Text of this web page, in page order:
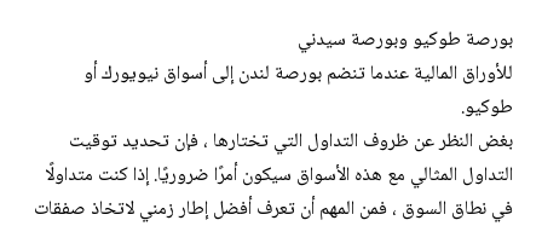
بورصة طوكيو وبورصة سيدني
للأوراق المالية عندما تنضم بورصة لندن إلى أسواق نيويورك أو
طوكيو.
بغض النظر عن ظروف التداول التي تختارها ، فإن تحديد توقيت
التداول المثالي مع هذه الأسواق سيكون أمرًا ضروريًا. إذا كنت متداولًا
في نطاق السوق ، فمن المهم أن تعرف أفضل إطار زمني لاتخاذ صفقات